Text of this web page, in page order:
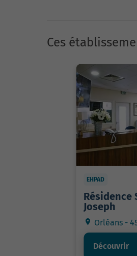
Ces
EHPAD
Résidence
Joseph
Orléans -
Découvrir